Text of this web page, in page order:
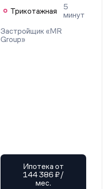
Трикотажная
5
минут
Застройщик «MR
Group»
Ипотека от
144 386 ₽/
мес.